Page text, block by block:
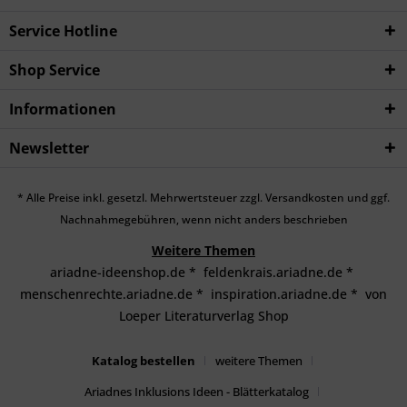
Service Hotline
Shop Service
Informationen
Newsletter
* Alle Preise inkl. gesetzl. Mehrwertsteuer zzgl. Versandkosten und ggf.
Nachnahmegebühren, wenn nicht anders beschrieben
Weitere Themen
ariadne-ideenshop.de * feldenkrais.ariadne.de *
menschenrechte.ariadne.de * inspiration.ariadne.de * von
Loeper Literaturverlag Shop
Katalog bestellen
weitere Themen
Ariadnes Inklusions Ideen - Blätterkatalog